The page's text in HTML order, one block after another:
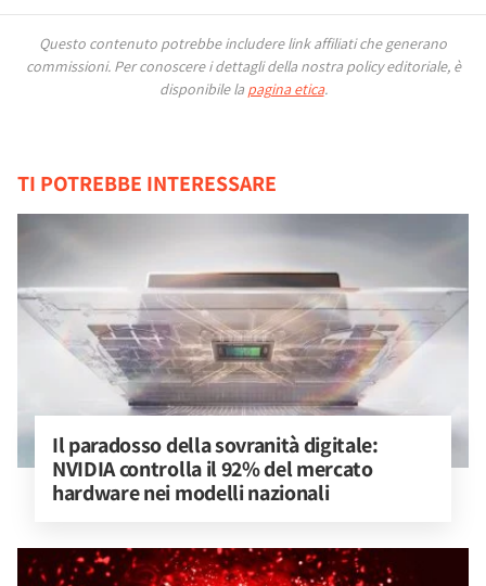
Questo contenuto potrebbe includere link affiliati che generano
commissioni. Per conoscere i dettagli della nostra policy editoriale, è
disponibile la pagina etica.
TI POTREBBE INTERESSARE
Il paradosso della sovranità digitale:
NVIDIA controlla il 92% del mercato
hardware nei modelli nazionali